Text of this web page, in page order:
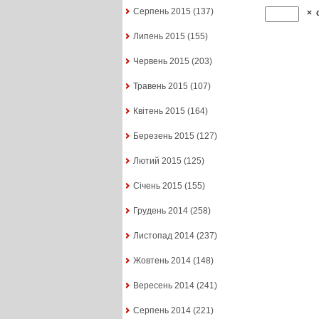
Серпень 2015 (137)
Липень 2015 (155)
Червень 2015 (203)
Травень 2015 (107)
Квітень 2015 (164)
Березень 2015 (127)
Лютий 2015 (125)
Січень 2015 (155)
Грудень 2014(258)
Листопад 2014(237)
Жовтень 2014(148)
Вересень 2014(241)
Серпень 2014(221)
×